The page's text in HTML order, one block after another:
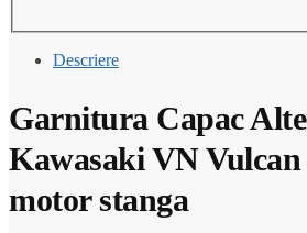
Descriere
Garnitura Capac
Kawasaki VN Vulcan
motor stanga